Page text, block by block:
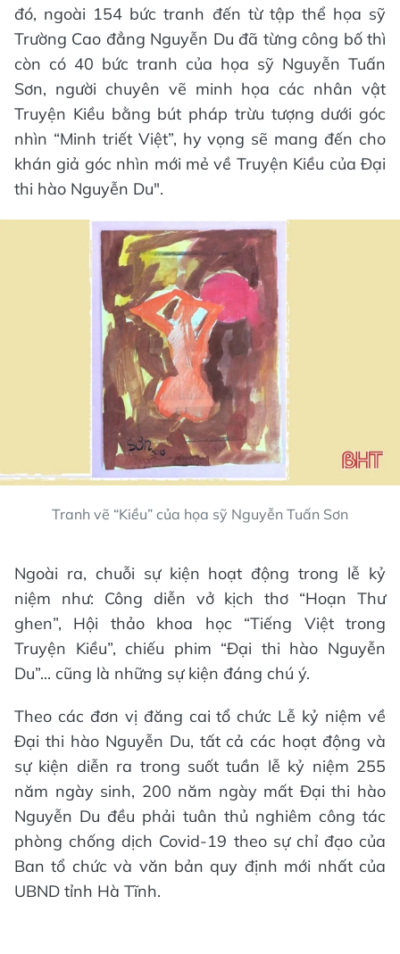
đó, ngoài 154 bức tranh đến từ tập thể họa sỹ
Trường Cao đẳng Nguyễn Du đã từng công bố thì
còn có 40 bức tranh của họa sỹ Nguyễn Tuấn
Sơn, người chuyên vẽ minh họa các nhân vật
Truyện Kiều bằng bút pháp trừu tượng dưới góc
nhìn “Minh triết Việt”, hy vọng sẽ mang đến cho
khán giả góc nhìn mới mẻ về Truyện Kiều của Đại
thi hào Nguyễn Du".
Tranh vẽ “Kiều” của họa sỹ Nguyễn Tuấn Sơn
Ngoài ra, chuỗi sự kiện hoạt động trong lễ kỷ
niệm như: Công diễn vở kịch thơ “Hoạn Thư
ghen”, Hội thảo khoa học “Tiếng Việt trong
Truyện Kiều”, chiếu phim “Đại thi hào Nguyễn
Du”... cũng là những sự kiện đáng chú ý.
Theo các đơn vị đăng cai tổ chức Lễ kỷ niệm về
Đại thi hào Nguyễn Du, tất cả các hoạt động và
sự kiện diễn ra trong suốt tuần lễ kỷ niệm 255
năm ngày sinh, 200 năm ngày mất Đại thi hào
Nguyễn Du đều phải tuân thủ nghiêm công tác
phòng chống dịch Covid-19 theo sự chỉ đạo của
Ban tổ chức và văn bản quy định mới nhất của
UBND tỉnh Hà Tĩnh.